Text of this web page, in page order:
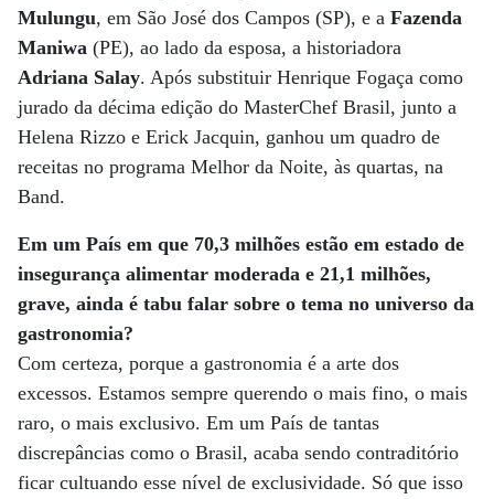
Mulungu, em São José dos Campos (SP), e a Fazenda
Maniwa (PE), ao lado da esposa, a historiadora
Adriana Salay. Após substituir Henrique Fogaça como
jurado da décima edição do MasterChef Brasil, junto a
Helena Rizzo e Erick Jacquin, ganhou um quadro de
receitas no programa Melhor da Noite, às quartas, na
Band.
Em um País em que 70,3 milhões estão em estado de
insegurança alimentar moderada e 21,1 milhões,
grave, ainda é tabu falar sobre o tema no universo da
gastronomia?
Com certeza, porque a gastronomia é a arte dos
excessos. Estamos sempre querendo o mais fino, o mais
raro, o mais exclusivo. Em um País de tantas
discrepâncias como o Brasil, acaba sendo contraditório
ficar cultuando esse nível de exclusividade. Só que isso